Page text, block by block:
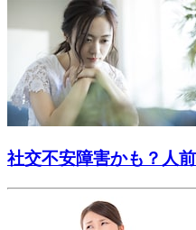
社交不安障害かも？人